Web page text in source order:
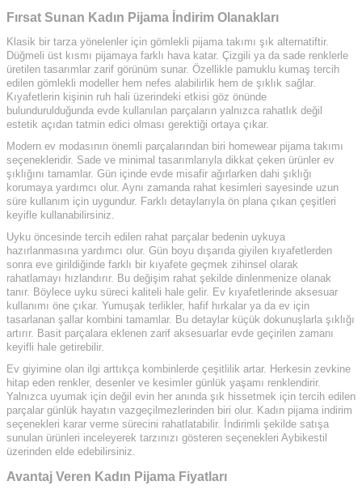
Fırsat Sunan Kadın Pijama İndirim Olanakları
Klasik bir tarza yönelenler için gömlekli pijama takımı şık alternatiftir.
Düğmeli üst kısmı pijamaya farklı hava katar. Çizgili ya da sade renklerle
üretilen tasarımlar zarif görünüm sunar. Özellikle pamuklu kumaş tercih
edilen gömlekli modeller hem nefes alabilirlik hem de şıklık sağlar.
Kıyafetlerin kişinin ruh hali üzerindeki etkisi göz önünde
bulundurulduğunda evde kullanılan parçaların yalnızca rahatlık değil
estetik açıdan tatmin edici olması gerektiği ortaya çıkar.
Modern ev modasının önemli parçalarından biri homewear pijama takımı
seçenekleridir. Sade ve minimal tasarımlarıyla dikkat çeken ürünler ev
şıklığını tamamlar. Gün içinde evde misafir ağırlarken dahi şıklığı
korumaya yardımcı olur. Aynı zamanda rahat kesimleri sayesinde uzun
süre kullanım için uygundur. Farklı detaylarıyla ön plana çıkan çeşitleri
keyifle kullanabilirsiniz.
Uyku öncesinde tercih edilen rahat parçalar bedenin uykuya
hazırlanmasına yardımcı olur. Gün boyu dışarıda giyilen kıyafetlerden
sonra eve girildiğinde farklı bir kıyafete geçmek zihinsel olarak
rahatlamayı hızlandırır. Bu değişim rahat şekilde dinlenmenize olanak
tanır. Böylece uyku süreci kaliteli hale gelir. Ev kıyafetlerinde aksesuar
kullanımı öne çıkar. Yumuşak terlikler, hafif hırkalar ya da ev için
tasarlanan şallar kombini tamamlar. Bu detaylar küçük dokunuşlarla şıklığı
artırır. Basit parçalara eklenen zarif aksesuarlar evde geçirilen zamanı
keyifli hale getirebilir.
Ev giyimine olan ilgi arttıkça kombinlerde çeşitlilik artar. Herkesin zevkine
hitap eden renkler, desenler ve kesimler günlük yaşamı renklendirir.
Yalnızca uyumak için değil evin her anında şık hissetmek için tercih edilen
parçalar günlük hayatın vazgeçilmezlerinden biri olur. Kadın pijama indirim
seçenekleri karar verme sürecini rahatlatabilir. İndirimli şekilde satışa
sunulan ürünleri inceleyerek tarzınızı gösteren seçenekleri Aybikestil
üzerinden elde edebilirsiniz.
Avantaj Veren Kadın Pijama Fiyatları